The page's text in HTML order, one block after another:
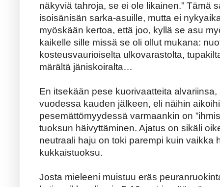
näkyviä tahroja, se ei ole likainen.” Tämä
isoisänisän sarka-asuille, mutta ei
myöskään kertoa, että joo, kyllä se asu
kaikelle sille missä se oli ollut mukana:
kosteusvaurioiselta ulkovarastolta,
märältä jäniskoiralta…
En itsekään pese kuorivaatteita
vuodessa kauden jälkeen, eli näihin
pesemättömyydessä varmaankin on
tuoksun häivyttäminen. Ajatus on sikäli
neutraali haju on toki parempi kuin vaikka
kukkaistuoksu.
Josta mieleeni muistuu eräs